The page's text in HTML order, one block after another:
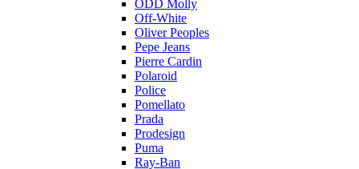
ODD Molly
Off-White
Oliver Peoples
Pepe Jeans
Pierre Cardin
Polaroid
Police
Pomellato
Prada
Prodesign
Puma
Ray-Ban